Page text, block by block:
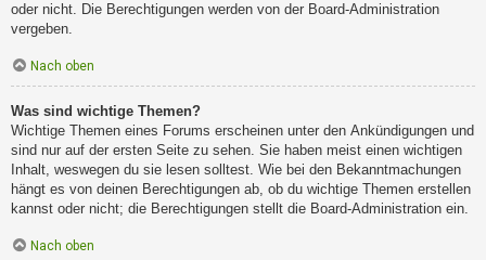
oder nicht. Die Berechtigungen werden von der Board-Administration
vergeben.
Nach oben
Was sind wichtige Themen?
Wichtige Themen eines Forums erscheinen unter den Ankündigungen und
sind nur auf der ersten Seite zu sehen. Sie haben meist einen wichtigen
Inhalt, weswegen du sie lesen solltest. Wie bei den Bekanntmachungen
hängt es von deinen Berechtigungen ab, ob du wichtige Themen erstellen
kannst oder nicht; die Berechtigungen stellt die Board-Administration ein.
Nach oben